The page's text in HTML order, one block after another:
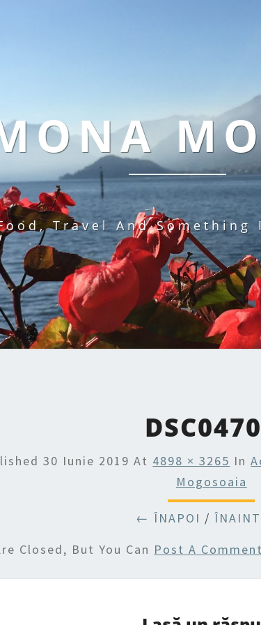
Travel And Something
30 Iunie 2019 At 4898 × 3265 In
Mogosoaia
← ÎNAPOI /
Closed, But You Can Post A Comment